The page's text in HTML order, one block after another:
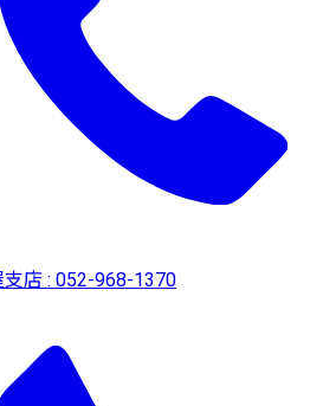
支店 : 052-968-1370